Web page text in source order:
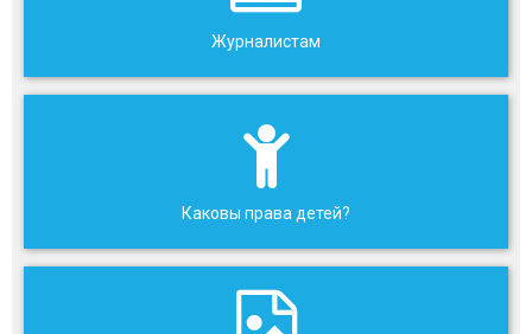
Журналистам
Каковы права детей?